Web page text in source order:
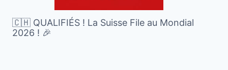
🇨🇭 QUALIFIÉS ! La Suisse File au Mondial
2026 ! 🎉